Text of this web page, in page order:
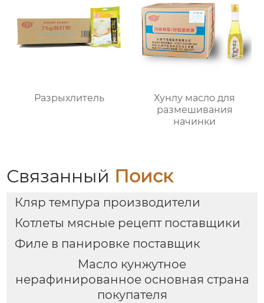
Разрыхлитель
Хунлу масло для
размешивания
начинки
Связанный Поиск
Кляр темпура производители
Котлеты мясные рецепт поставщики
Филе в панировке поставщик
Масло кунжутное
нерафинированное основная страна
покупателя